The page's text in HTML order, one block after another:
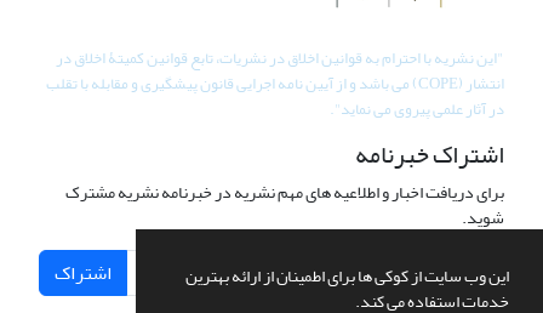
این وب سایت از کوکی ها برای اطمینان از ارائه بهترین
خدمات استفاده می کند.
"این نشریه با احترام به قوانین اخلاق در نشریات، تابع قوانین کمیتۀ اخلاق در
انتشار (COPE) می باشد و از آیین نامه اجرایی قانون پیشگیری و مقابله با تقلب
در آثار علمی پیروی می نماید".
اشتراک خبرنامه
برای دریافت اخبار و اطلاعیه های مهم نشریه در خبرنامه نشریه مشترک
شوید.
اشتراک